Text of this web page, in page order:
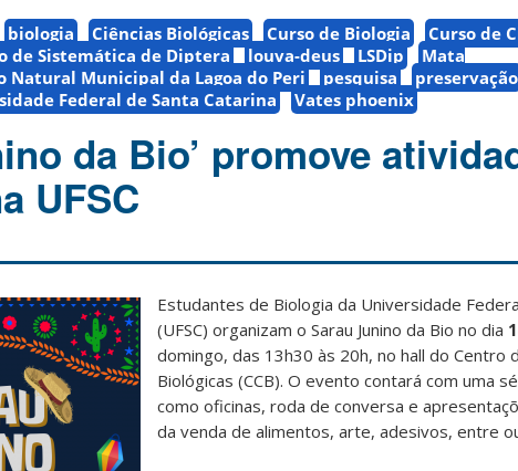
biologia Ciências Biológicas Curso de Biologia
Curso de
de Sistemática de Diptera louva-deus LSDip
Mata
Natural Municipal da Lagoa do Peri pesquisa preservação
Federal de Santa Catarina Vates phoenix
da Bio’ promove
UFSC
Estudantes de Biologia da Universidade
(UFSC) organizam o Sarau Junino da Bio no dia
domingo, das 13h30 às 20h, no hall do Centro
Biológicas (CCB). O evento contará com uma
como oficinas, roda de conversa e
da venda de alimentos, arte, adesivos, entre